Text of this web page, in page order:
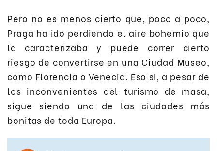
Pero no es menos cierto que, poco a poco,
Praga ha ido perdiendo el aire bohemio que
la caracterizaba y puede correr cierto
riesgo de convertirse en una Ciudad Museo,
como Florencia o Venecia. Eso si, a pesar de
los inconvenientes del turismo de masa,
sigue siendo una de las ciudades más
bonitas de toda Europa.